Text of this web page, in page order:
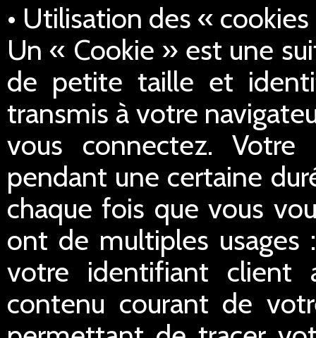
• Utilisation des «
Un « Cookie » est une
de petite taille et
transmis à votre
vous connectez. Votre
pendant une certaine
chaque fois que vous
ont de multiples usages
votre identifiant client
contenu courant de